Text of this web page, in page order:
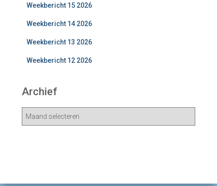
Weekbericht 15 2026
Weekbericht 14 2026
Weekbericht 13 2026
Weekbericht 12 2026
Archief